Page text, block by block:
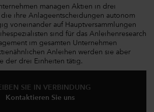
managen Aktien in drei
die ihre Anlageentscheidungen autonom
voneinander auf Hauptversammlungen
sind für das Anleihenresearch
im gesamten Unternehmen
Anleihen werden sie aber
der drei Einheiten tätig.
SIE IN VERBINDUNG
Kontaktieren Sie uns